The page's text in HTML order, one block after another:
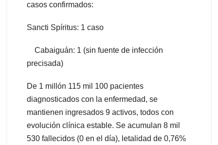
casos confirmados:
Sancti Spíritus: 1 caso
Cabaiguán: 1 (sin fuente de infección
precisada)
De 1 millón 115 mil 100 pacientes
diagnosticados con la enfermedad, se
mantienen ingresados 9 activos, todos con
evolución clínica estable. Se acumulan 8 mil
530 fallecidos (0 en el día), letalidad de 0,76%